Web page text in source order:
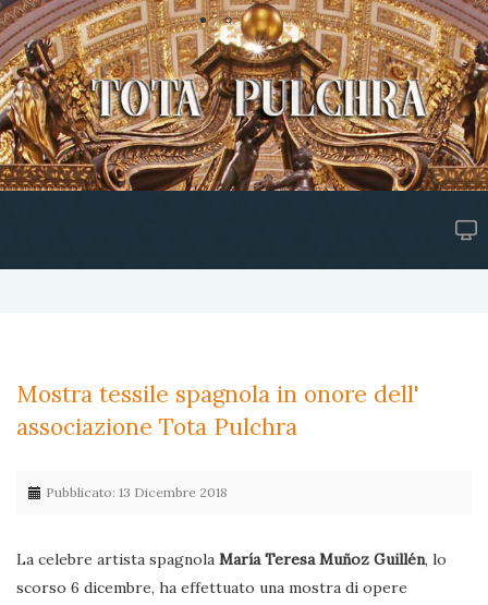
Mostra tessile spagnola in onore dell'
associazione Tota Pulchra
Pubblicato: 13 Dicembre 2018
La celebre artista spagnola María Teresa Muñoz Guillén, lo
scorso 6 dicembre, ha effettuato una mostra di opere